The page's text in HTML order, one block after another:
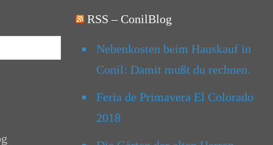
RSS – ConilBlog
Nebenkosten beim Hauskauf in
Conil: Damit mußt du rechnen.
Feria de Primavera El Colorado
2018